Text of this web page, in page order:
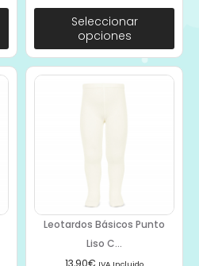
Seleccionar
opciones
Leotardos Básicos Punto
Liso C...
13,90€